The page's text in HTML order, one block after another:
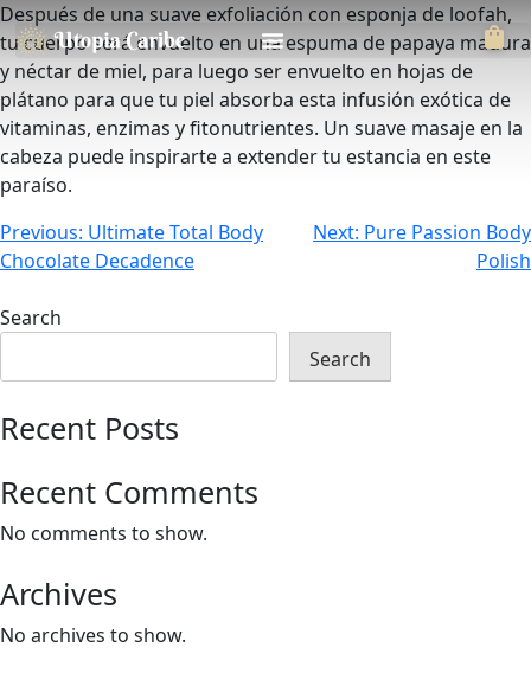
Después de una suave exfoliación con esponja de loofah,
tu cuerpo será envuelto en una espuma de papaya madura
y néctar de miel, para luego ser envuelto en hojas de
plátano para que tu piel absorba esta infusión exótica de
vitaminas, enzimas y fitonutrientes. Un suave masaje en la
cabeza puede inspirarte a extender tu estancia en este
paraíso.
Previous: Ultimate Total Body
Chocolate Decadence
Next: Pure Passion Body
Polish
Search
Search
Recent Posts
Recent Comments
No comments to show.
Archives
No archives to show.